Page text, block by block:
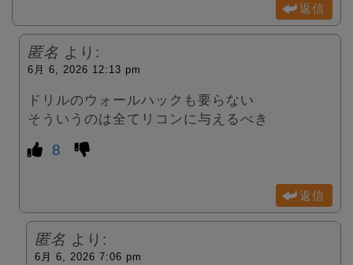
返信
匿名 より:
6月 6, 2026 12:13 pm
ドリルのウォールハックも要らない
そういうのは全てリコンに与えるべき
8
返信
匿名 より:
6月 6, 2026 7:06 pm